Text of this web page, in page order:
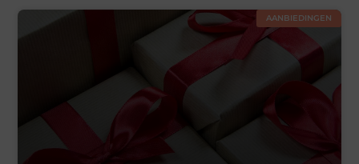
AANBIEDINGEN